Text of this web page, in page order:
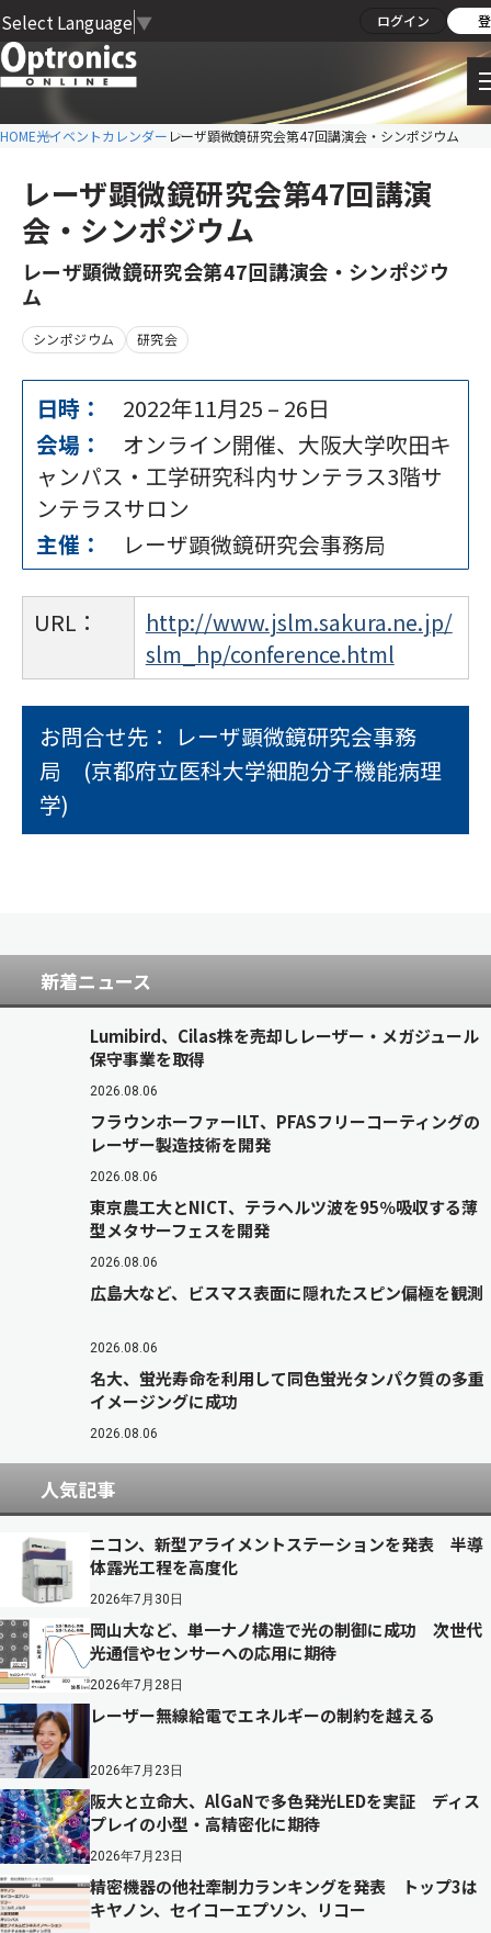
Select Language ▼ ログイン
HOME光イベントカレンダー レーザ顕微鏡研究会第47回講演会・シンポジウム
レーザ顕微鏡研究会第47回講演
会・シンポジウム
レーザ顕微鏡研究会第47回講演会・シンポジウ
ム
シンポジウム 研究会
日時： 2022年11月25 – 26日
会場：
オンライン開催、大阪大学吹田キ
ャンパス・工学研究科内サンテラス3階サ
ンテラスサロン
主催：
レーザ顕微鏡研究会事務局
URL：
http://www.jslm.sakura.ne.jp/
slm_hp/conference.html
お問合せ先： レーザ顕微鏡研究会事務
局 (京都府立医科大学細胞分子機能病理
学)
新着ニュース
Lumibird、Cilas株を売却しレーザー・メガジュール
保守事業を取得
2026.08.06
フラウンホーファーILT、PFASフリーコーティングの
レーザー製造技術を開発
2026.08.06
東京農工大とNICT、テラヘルツ波を95％吸収する薄
型メタサーフェスを開発
2026.08.06
広島大など、ビスマス表面に隠れたスピン偏極を観測
2026.08.06
名大、蛍光寿命を利用して同色蛍光タンパク質の多重
イメージングに成功
2026.08.06
人気記事
ニコン、新型アライメントステーションを発表 半導
体露光工程を高度化
2026年7月30日
岡山大など、単一ナノ構造で光の制御に成功 次世代
光通信やセンサーへの応用に期待
2026年7月28日
レーザー無線給電でエネルギーの制約を越える
2026年7月23日
阪大と立命大、AlGaNで多色発光LEDを実証 ディス
プレイの小型・高精密化に期待
2026年7月23日
精密機器の他社牽制力ランキングを発表 トップ3は
キヤノン、セイコーエプソン、リコー